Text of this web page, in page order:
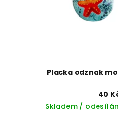
Placka odznak
40
Skladem /